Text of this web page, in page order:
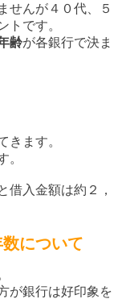
せんが４０代、５
トです。
齢が各銀行で決ま
きます。
。
借入金額は約２，
について
が銀行は好印象を